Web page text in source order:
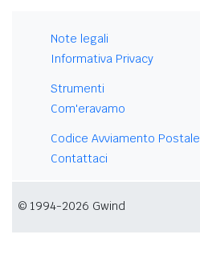
Note legali
Informativa Privacy
Strumenti
Com'eravamo
Codice Avviamento Postale
Contattaci
© 1994-2026 Gwind